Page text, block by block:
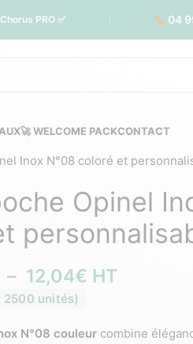
PRO ✅ 📞 04
🚀 WELCOME PACKCONTACT
Inox N°08 coloré et
Opinel
– 12,04€ HT
unités)
N°08 couleur combine